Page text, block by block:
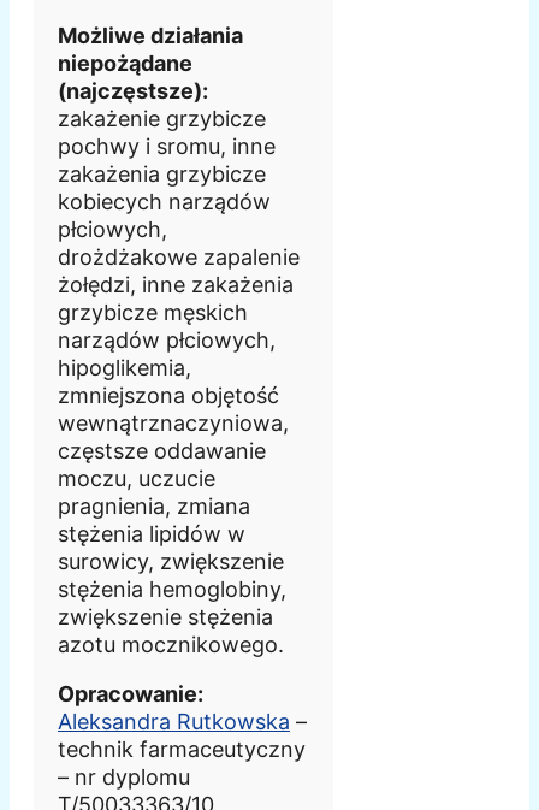
Możliwe działania
niepożądane
(najczęstsze):
zakażenie grzybicze
pochwy i sromu, inne
zakażenia grzybicze
kobiecych narządów
płciowych,
drożdżakowe zapalenie
żołędzi, inne zakażenia
grzybicze męskich
narządów płciowych,
hipoglikemia,
zmniejszona objętość
wewnątrznaczyniowa,
częstsze oddawanie
moczu, uczucie
pragnienia, zmiana
stężenia lipidów w
surowicy, zwiększenie
stężenia hemoglobiny,
zwiększenie stężenia
azotu mocznikowego.
Opracowanie:
Aleksandra Rutkowska –
technik farmaceutyczny
– nr dyplomu
T/50033363/10